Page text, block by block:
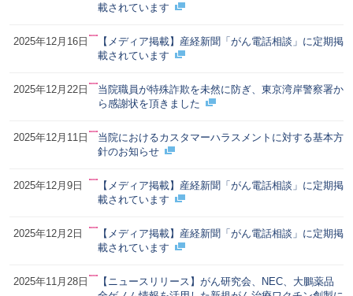
載されています
2025年12月16日
【メディア掲載】産経新聞「がん電話相談」に定期掲
載されています
2025年12月22日
当院職員が特殊詐欺を未然に防ぎ、東京湾岸警察署か
ら感謝状を頂きました
2025年12月11日
当院におけるカスタマーハラスメントに対する基本方
針のお知らせ
2025年12月9日
【メディア掲載】産経新聞「がん電話相談」に定期掲
載されています
2025年12月2日
【メディア掲載】産経新聞「がん電話相談」に定期掲
載されています
2025年11月28日
【ニュースリリース】がん研究会、NEC、大鵬薬品